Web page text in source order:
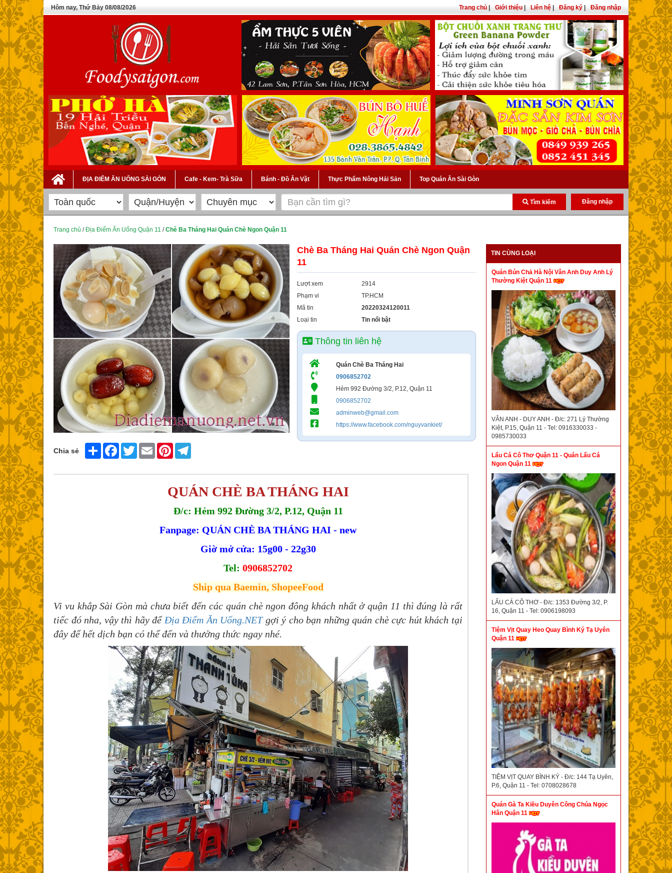
Hôm nay, Thứ Bảy 08/08/2026 Trang chủ Giới thiệu Liên hệ Đăng ký Đăng nhập
ĐỊA ĐIỂM ĂN UỐNG SÀI GÒN Cafe - Kem- Trà Sữa Bánh - Đồ Ăn Vặt Thực Phẩm Nông Hải Sản Top Quán Ăn Sài Gòn
Tìm kiếm Đăng nhập
Trang chủ /Địa Điểm Ăn Uống Quận 11 /Chè Ba Tháng Hai Quán Chè Ngon Quận 11
Chia sẻ Share FacebookTwitter Email Pinterest
Chè Ba Tháng Hai Quán Chè Ngon Quận
11
Lượt xem
2914
Phạm vi
TP.HCM
Mã tin
20220324120011
Loại tin
Tin nổi bật
Thông tin liên hệ
Quán Chè Ba Tháng Hai
0906852702
Hẻm 992 Đường 3/2, P.12, Quận 11
0906852702
adminweb@gmail.com
https://www.facebook.com/nguyvankiet/
QUÁN CHÈ BA THÁNG HAI
Đ/c: Hẻm 992 Đường 3/2, P.12, Quận 11
Fanpage: QUÁN CHÈ BA THÁNG HAI - new
Giờ mở cửa: 15g00 - 22g30
Tel: 0906852702
Ship qua Baemin, ShopeeFood
Vi vu khắp Sài Gòn mà chưa biết đến các quán chè ngon đông khách nhất ở quận 11 thì đúng là rất
tiếc đó nha, vậy thì hãy đểĐịa Điểm Ăn Uống.NETgợi ý cho bạn những quán chè cực hút khách tại
đây để hết dịch bạn có thể đến và thưởng thức ngay nhé.
TIN CÙNG LOẠI
Quán Bún Chả Hà Nội Vân Anh Duy Anh Lý
Thường Kiệt Quận 11
VÂN ANH - DUY ANH - Đ/c: 271 Lý Thường
Kiệt, P.15, Quận 11 - Tel: 0916330033 -
0985730033
Lẩu Cá Cô Thơ Quận 11 - Quán Lẩu Cá
Ngon Quận 11
LẨU CÁ CÔ THƠ - Đ/c: 1353 Đường 3/2, P.
16, Quận 11 - Tel: 0906198093
Tiệm Vịt Quay Heo Quay Bình Ký Tạ Uyên
Quận 11
TIỆM VỊT QUAY BÌNH KÝ - Đ/c: 144 Tạ Uyên,
P.6, Quận 11 - Tel: 0708028678
Quán Gà Ta Kiều Duyên Công Chúa Ngọc
Hân Quận 11